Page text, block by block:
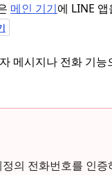
메인 기기에 LINE
메시지나 전화 기
의 전화번호를 인